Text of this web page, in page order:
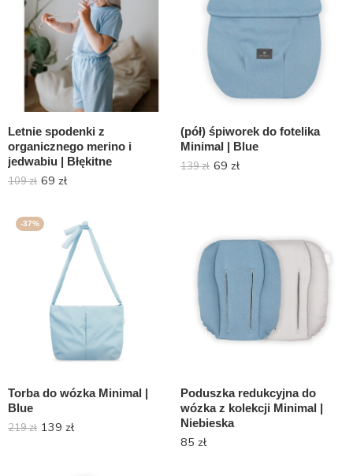
Letnie spodenki z
organicznego merino i
jedwabiu | Błękitne
109zł 69 zł
(pół) śpiworek do fotelika
Minimal | Blue
139zł 69 zł
-37%
Torba do wózka Minimal |
Blue
219zł 139 zł
Poduszka redukcyjna do
wózka z kolekcji Minimal |
Niebieska
85 zł